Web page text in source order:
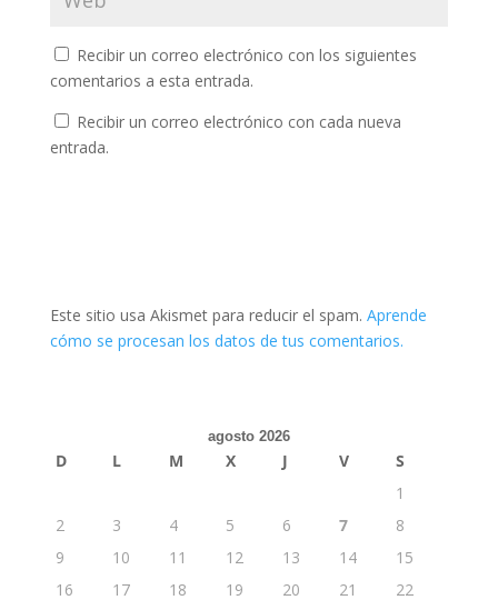
Recibir un correo electrónico con los siguientes
comentarios a esta entrada.
Recibir un correo electrónico con cada nueva
entrada.
Este sitio usa Akismet para reducir el spam. Aprende
cómo se procesan los datos de tus comentarios.
agosto 2026
D L M X J V
S
1
2
3 4 5 6 7
8
9
10 11 12 13 14
15
16
17 18 19 20 21
22